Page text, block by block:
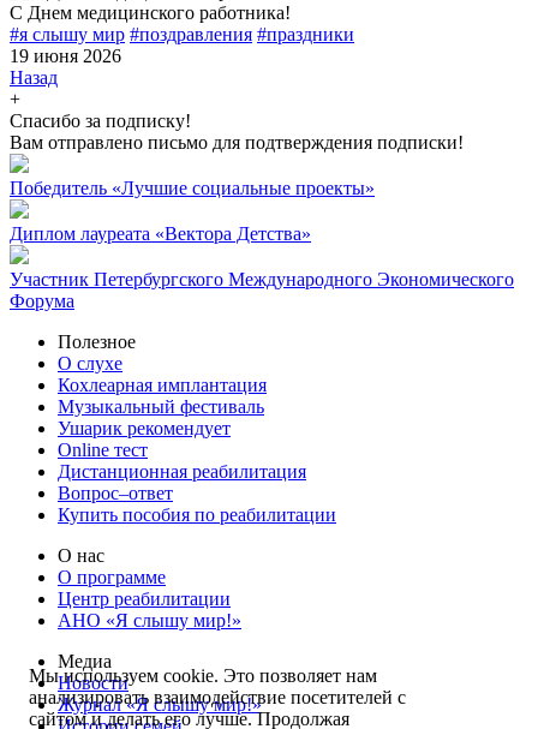
С Днем медицинского работника!
#я слышу мир #поздравления #праздники
19 июня 2026
Назад
+
Спасибо за подписку!
Вам отправлено письмо для подтверждения подписки!
Победитель «Лучшие социальные проекты»
Диплом лауреата «Вектора Детства»
Участник Петербургского Международного Экономического
Форума
Полезное
О слухе
Кохлеарная имплантация
Музыкальный фестиваль
Ушарик рекомендует
Online тест
Дистанционная реабилитация
Вопрос–ответ
Купить пособия по реабилитации
О нас
О программе
Центр реабилитации
АНО «Я слышу мир!»
Медиа
Новости
Журнал «Я слышу мир!»
Мы используем cookie. Это позволяет нам
анализировать взаимодействие посетителей с
сайтом и делать его лучше. Продолжая